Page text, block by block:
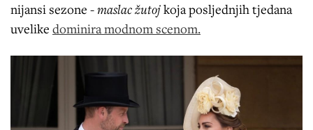
nijansi sezone -maslac žutojkoja posljednjih tjedana
uvelike dominira modnom scenom.